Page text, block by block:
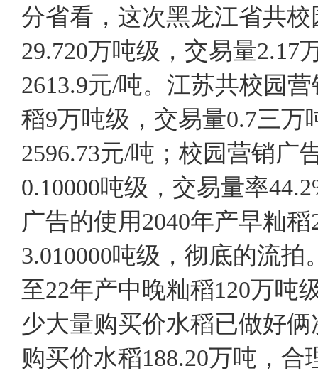
分省看，这次黑龙江省共
29.720万吨级，交易量2.17
2613.9元/吨。江苏共校园
稻9万吨级，交易量0.7三万
2596.73元/吨；校园营销广
0.10000吨级，交易量率
广告的使用2040年产早籼
3.010000吨级，彻底的流
至22年产中晚籼稻120万
少大量购买价水稻已做好
购买价水稻188.20万吨，合